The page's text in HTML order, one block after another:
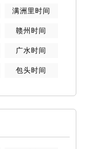
满洲里 时间
赣州时间
广水时间
包头时间